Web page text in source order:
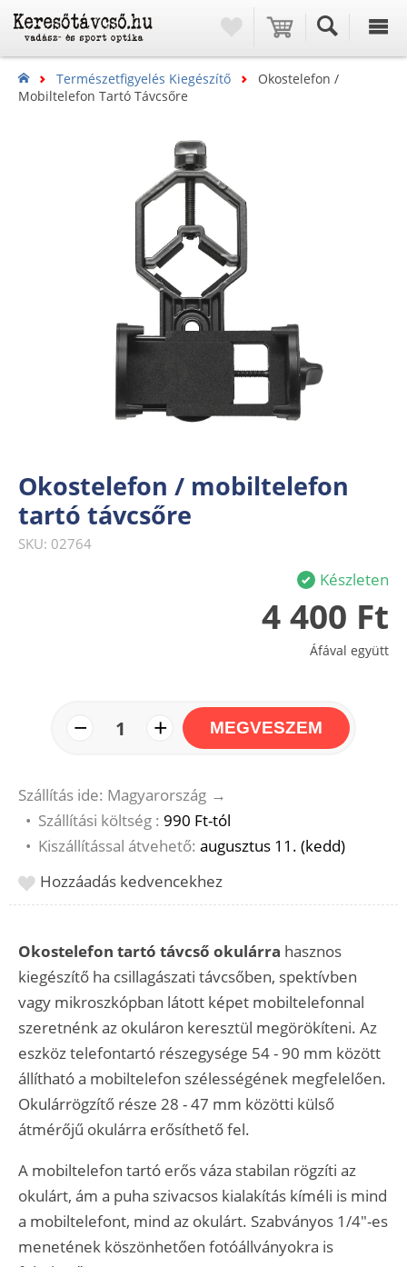
Természetfigyelés Kiegészítő
Okostelefon /
Mobiltelefon Tartó Távcsőre
Okostelefon / mobiltelefon
tartó távcsőre
SKU: 02764
Készleten
4 400 Ft
Áfával együtt
− 1 + MEGVESZEM
Szállítás ide: Magyarország →
• Szállítási költség : 990 Ft-tól
• Kiszállítással átvehető: augusztus 11. (kedd)
Hozzáadás kedvencekhez
Okostelefon tartó távcső okulárra hasznos
kiegészítő ha csillagászati távcsőben, spektívben
vagy mikroszkópban látott képet mobiltelefonnal
szeretnénk az okuláron keresztül megörökíteni. Az
eszköz telefontartó részegysége 54 - 90 mm között
állítható a mobiltelefon szélességének megfelelően.
Okulárrögzítő része 28 - 47 mm közötti külső
átmérőjű okulárra erősíthető fel.
A mobiltelefon tartó erős váza stabilan rögzíti az
okulárt, ám a puha szivacsos kialakítás kíméli is mind
a mobiltelefont, mind az okulárt. Szabványos 1/4"-es
menetének köszönhetően fotóállványokra is